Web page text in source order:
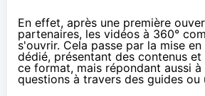
En effet, après une première
partenaires, les vidéos à 360°
s'ouvrir. Cela passe par la mise
dédié, présentant des contenus
ce format, mais répondant aussi à
questions à travers des guides ou